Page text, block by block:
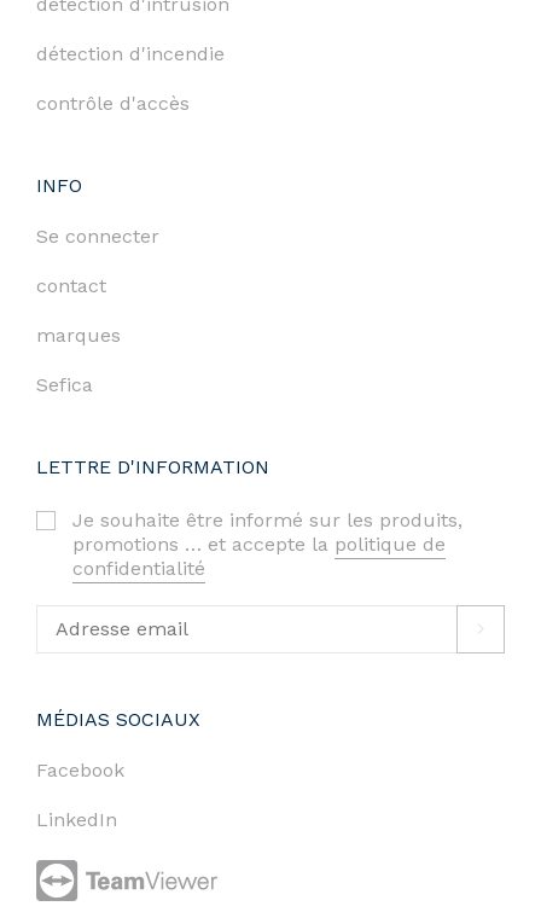
détection d'incendie
contrôle d'accès
INFO
Se connecter
contact
marques
Sefica
LETTRE D'INFORMATION
Je souhaite être informé sur les produits,
promotions … et accepte la politique de
confidentialité
MÉDIAS SOCIAUX
Facebook
LinkedIn